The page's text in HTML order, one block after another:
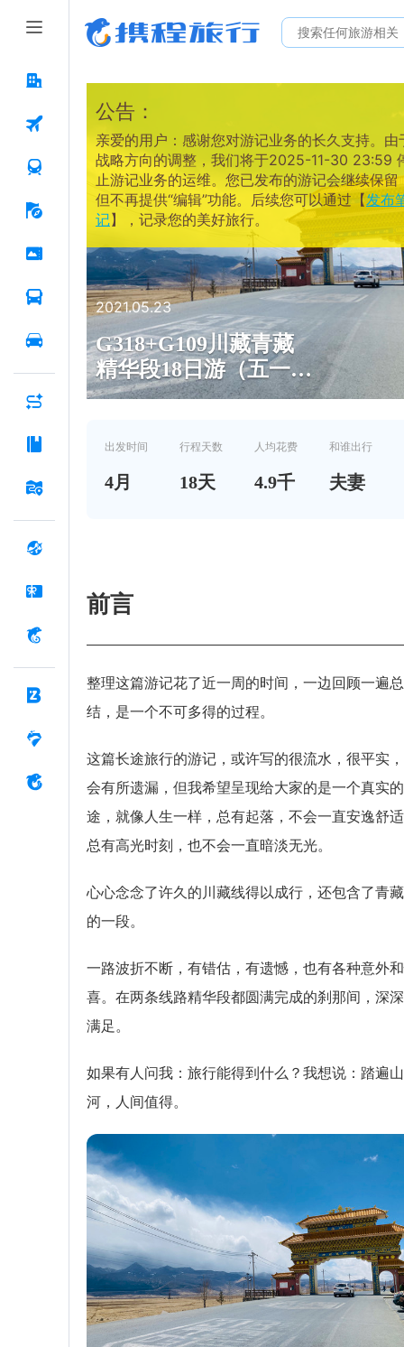
公告：
亲爱的用户：感谢您对游记业务的长久支持。由
战略方向的调整，我们将于2025-11-30 23:59
止游记业务的运维。您已发布的游记会继续保留
但不再提供“编辑”功能。后续您可以通过【发布
记】，记录您的美好旅行。
2021.05.23
G318+G109川藏青藏
精华段18日游（五一错
峰）
出发时间
4月
行程天数
18天
人均花费
4.9千
和谁出行
夫妻
前言
整理这篇游记花了近一周的时间，一边回顾一遍总
结，是一个不可多得的过程。
这篇长途旅行的游记，或许写的很流水，很平实
会有所遗漏，但我希望呈现给大家的是一个真实
途，就像人生一样，总有起落，不会一直安逸舒
总有高光时刻，也不会一直暗淡无光。
心心念念了许久的川藏线得以成行，还包含了青
的一段。
一路波折不断，有错估，有遗憾，也有各种意外
喜。在两条线路精华段都圆满完成的刹那间，深
满足。
如果有人问我：旅行能得到什么？我想说：踏遍山
河，人间值得。